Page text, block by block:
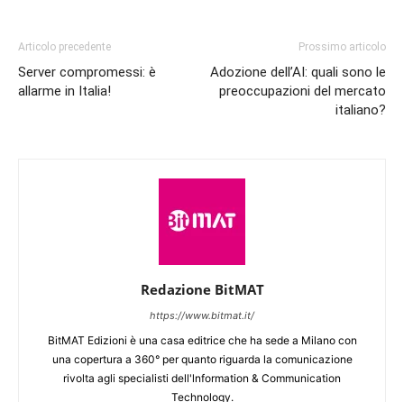
Articolo precedente
Server compromessi: è
allarme in Italia!
Prossimo articolo
Adozione dell’AI: quali sono le
preoccupazioni del mercato
italiano?
Redazione BitMAT
https://www.bitmat.it/
BitMAT Edizioni è una casa editrice che ha sede a Milano con
una copertura a 360° per quanto riguarda la comunicazione
rivolta agli specialisti dell'lnformation & Communication
Technology.